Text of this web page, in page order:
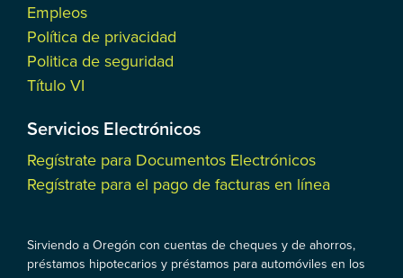
Empleos
Política de privacidad
Politica de seguridad
Título VI
Servicios Electrónicos
Regístrate para Documentos Electrónicos
Regístrate para el pago de facturas en línea
Sirviendo a Oregón con cuentas de cheques y de ahorros,
préstamos hipotecarios y préstamos para automóviles en los